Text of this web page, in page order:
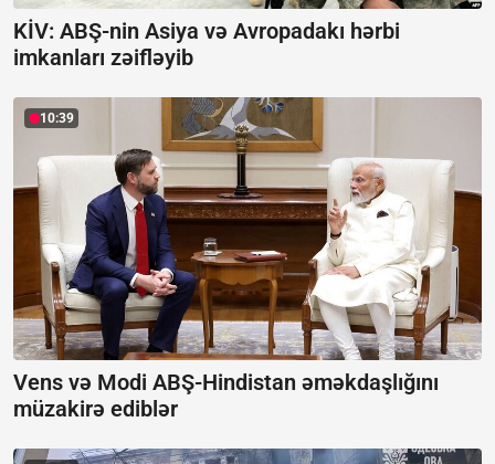
KİV: ABŞ-nin Asiya və Avropadakı hərbi
imkanları zəifləyib
10:39
Vens və Modi ABŞ-Hindistan əməkdaşlığını
müzakirə ediblər